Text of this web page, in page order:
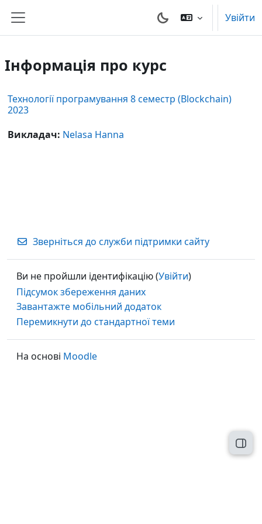
Бокова панель
Увійти
Інформація про курс
Технології програмування 8 семестр (Blockchain)
2023
Викладач: Nelasa Hanna
Зверніться до служби підтримки сайту
Ви не пройшли ідентифікацію (Увійти)
Підсумок збереження даних
Завантажте мобільний додаток
Перемикнути до стандартної теми
На основі Moodle